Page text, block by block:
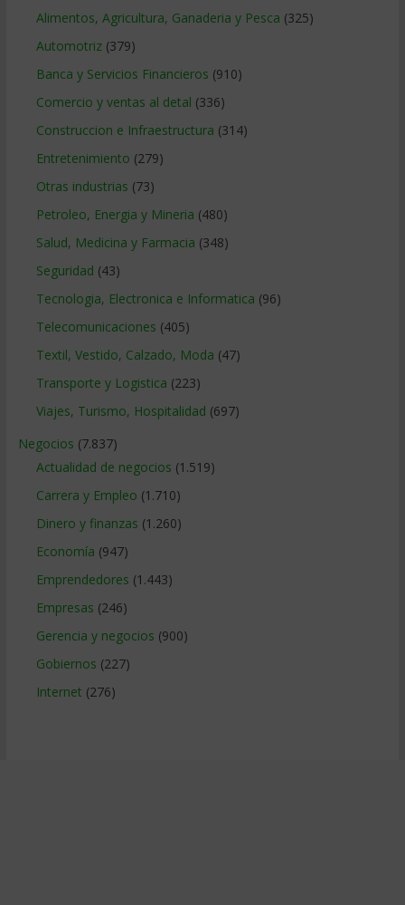
Alimentos, Agricultura, Ganaderia y Pesca (325)
Automotriz(379)
Banca y Servicios Financieros (910)
Comercio y ventas al detal (336)
Construccion e Infraestructura (314)
Entretenimiento (279)
Otras industrias (73)
Petroleo, Energia y Mineria (480)
Salud, Medicina y Farmacia (348)
Seguridad (43)
Tecnologia, Electronica e Informatica (96)
Telecomunicaciones (405)
Textil, Vestido, Calzado, Moda (47)
Transporte y Logistica (223)
Viajes, Turismo, Hospitalidad (697)
Negocios (7.837)
Actualidad de negocios (1.519)
Carrera y Empleo (1.710)
Dinero y finanzas (1.260)
Economía (947)
Emprendedores (1.443)
Empresas (246)
Gerencia y negocios (900)
Gobiernos (227)
Internet (276)